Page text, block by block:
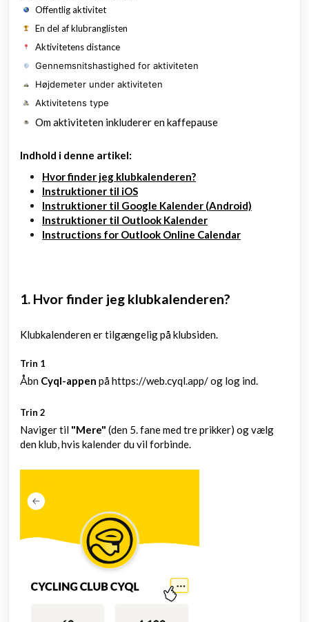
Offentlig aktivitet
En del af klubranglisten
Aktivitetens distance
Gennemsnitshastighed for aktiviteten
Højdemeter under aktiviteten
Aktivitetens type
Om aktiviteten inkluderer en kaffepause
Indhold i denne artikel:
Hvor finder jeg klubkalenderen?
Instruktioner til iOS
Instruktioner til Google Kalender (Android)
Instruktioner til Outlook Kalender
Instructions for Outlook Online Calendar
1. Hvor finder jeg klubkalenderen?
Klubkalenderen er tilgængelig på klubsiden.
Trin 1
Åbn Cyql-appen påhttps://web.cyql.app/og log ind.
Trin 2
Naviger til "Mere" (den 5. fane med tre prikker) og vælg
den klub, hvis kalender du vil forbinde.